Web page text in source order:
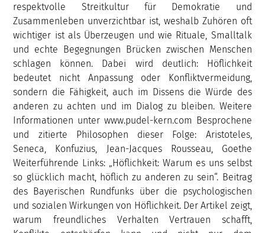
respektvolle Streitkultur für Demokratie und
Zusammenleben unverzichtbar ist, weshalb Zuhören oft
wichtiger ist als Überzeugen und wie Rituale, Smalltalk
und echte Begegnungen Brücken zwischen Menschen
schlagen können. Dabei wird deutlich: Höflichkeit
bedeutet nicht Anpassung oder Konfliktvermeidung,
sondern die Fähigkeit, auch im Dissens die Würde des
anderen zu achten und im Dialog zu bleiben. Weitere
Informationen unter www.pudel-kern.com Besprochene
und zitierte Philosophen dieser Folge: Aristoteles,
Seneca, Konfuzius, Jean-Jacques Rousseau, Goethe
Weiterführende Links: „Höflichkeit: Warum es uns selbst
so glücklich macht, höflich zu anderen zu sein“. Beitrag
des Bayerischen Rundfunks über die psychologischen
und sozialen Wirkungen von Höflichkeit. Der Artikel zeigt,
warum freundliches Verhalten Vertrauen schafft,